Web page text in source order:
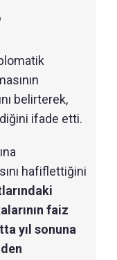
belirterek,
ifade etti.
hafiflettiğini
faiz
yıl sonuna